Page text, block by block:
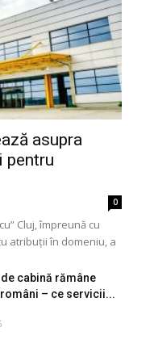
asupra
pentru
0
Cluj, împreună cu
atribuții în domeniu, a
cabină rămâne
– ce servicii...